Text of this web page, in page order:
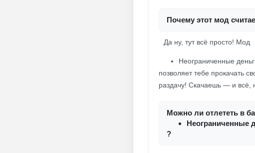
Почему этот мод
Да ну, тут всё просто! Мод
Неограниченные
позволяет тебе прокачать
раздачу! Скачаешь — и всё,
Можно ли отлететь в
Неограниченные
?